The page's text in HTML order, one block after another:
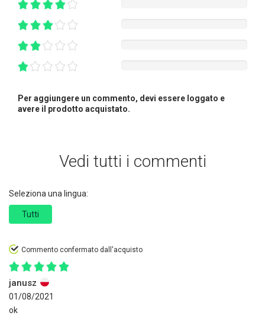
Per aggiungere un commento, devi essere loggato e
avere il prodotto acquistato.
Vedi tutti i commenti
Seleziona una lingua:
Tutti
Commento confermato dall'acquisto
janusz
01/08/2021
ok